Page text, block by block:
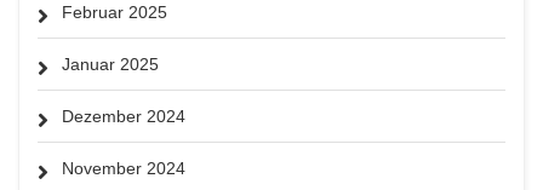
Februar 2025
Januar 2025
Dezember 2024
November 2024